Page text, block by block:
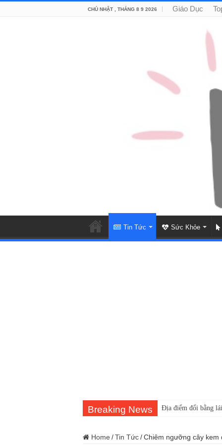
CHỦ NHẬT , THÁNG 8 9 2026 Giáo Dục
Tin Tức Sức Khỏe
Breaking News Địa điểm đổi bằng
Home /Tin Tức/Chiêm ngưỡng cây kem